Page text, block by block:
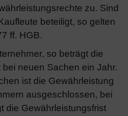
zu. Sind
beteiligt, so gelten
ff. HGB.
so beträgt die
neuen Sachen ein Jahr.
ist die Gewährleistung
ausgeschlossen, bei
die Gewährleistungsfrist